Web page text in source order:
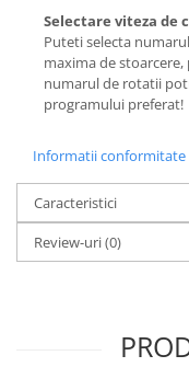
Bricolaj si gradina
Selectare viteza de
Puteti selecta
maxima de
numarul de rotatii
programului preferat!
Informatii
Caracteristici
Review-uri(0)